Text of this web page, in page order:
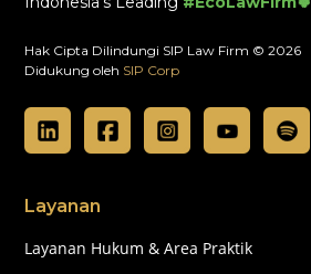
Hak Cipta Dilindungi SIP Law Firm © 2026
Didukung oleh SIP Corp
Layanan
Layanan Hukum & Area Praktik